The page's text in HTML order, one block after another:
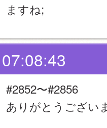
ますね;
#2852〜#2856
ありがとうござい